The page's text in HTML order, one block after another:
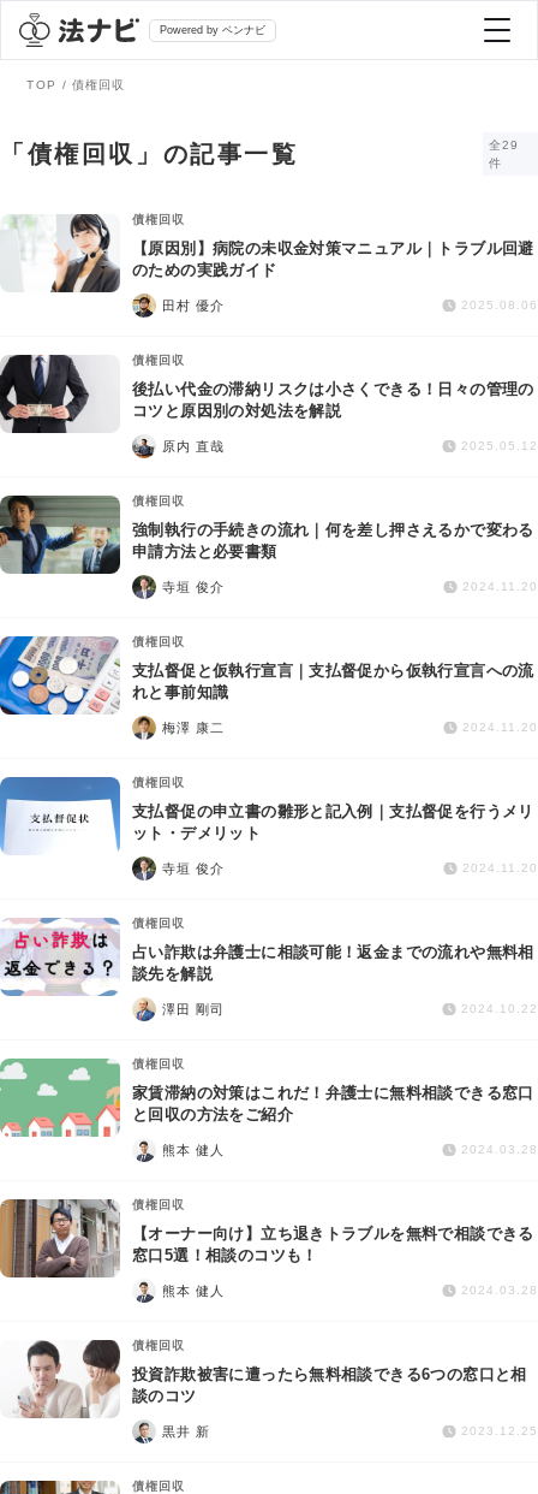
Powered by ベンナビ
全て
法律相談
債務整理
交通事故
労働問題
債権回収
IT・ネット
資金調達
企業法務
弁護士を探す
おすすめ弁護士診断
AI Search Premium
掲載をご検討の弁護士の方へ
TOP 債権回収
「債権回収」の記事一覧
全29
件
債権回収
【原因別】病院の未収金対策マニュアル｜トラブル回避
のための実践ガイド
田村 優介 2025.08.06
債権回収
後払い代金の滞納リスクは小さくできる！日々の管理の
コツと原因別の対処法を解説
原内 直哉 2025.05.12
債権回収
強制執行の手続きの流れ｜何を差し押さえるかで変わる
申請方法と必要書類
寺垣 俊介 2024.11.20
債権回収
支払督促と仮執行宣言｜支払督促から仮執行宣言への流
れと事前知識
梅澤 康二 2024.11.20
債権回収
支払督促の申立書の雛形と記入例｜支払督促を行うメリ
ット・デメリット
寺垣 俊介 2024.11.20
債権回収
占い詐欺は弁護士に相談可能！返金までの流れや無料相
談先を解説
澤田 剛司 2024.10.22
債権回収
家賃滞納の対策はこれだ！弁護士に無料相談できる窓口
と回収の方法をご紹介
熊本 健人 2024.03.28
債権回収
【オーナー向け】立ち退きトラブルを無料で相談できる
窓口5選！相談のコツも！
熊本 健人 2024.03.28
債権回収
投資詐欺被害に遭ったら無料相談できる6つの窓口と相
談のコツ
黒井 新 2023.12.25
債権回収